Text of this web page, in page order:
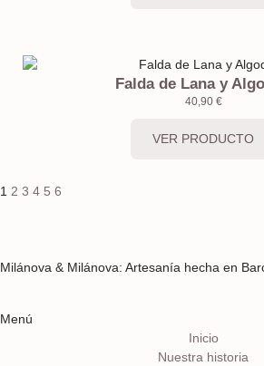
Falda de Lana y
40,90 €
VER PRODUCTO
1 2 3 4 5 6
Milánova & Milánova: Artesanía hecha en
Menú
Inicio
Nuestra historia